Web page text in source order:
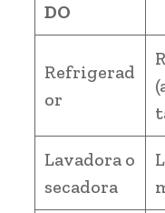
DO
Refrigerad
or
Lavadora o
secadora